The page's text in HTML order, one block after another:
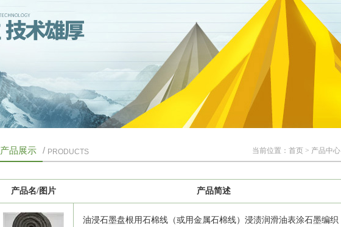
产品展示 / PRODUCTS 当前位置： 首页 > 产品中心
产品名/图片 产品简述
油浸石墨盘根用石棉线（或用金属石棉线）浸渍润滑油表涂石墨编织